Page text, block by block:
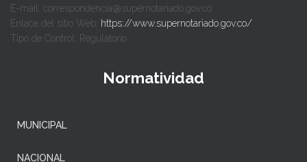
E-mail: correspondencia@supernotariado.gov.co
Enlace del sitio Web: https://www.supernotariado.gov.co/
Tipo de Control: Regulatorio
Normatividad
MUNICIPAL
NACIONAL